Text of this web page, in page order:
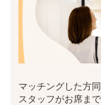
マッチングした方
スタッフがお席ま